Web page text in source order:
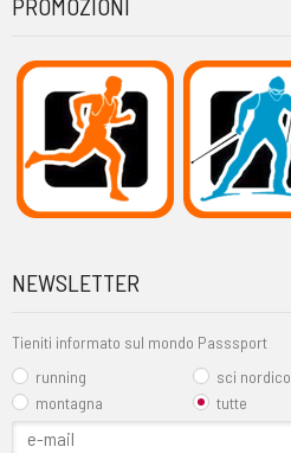
PROMOZIONI
NEWSLETTER
Tieniti informato sul mondo Passsport
running
sci nordico
montagna
tutte